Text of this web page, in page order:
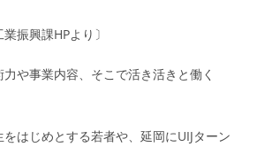
振興課HPより〕
や事業内容、そこで活き活きと働く
はじめとする若者や、延岡にUIJターン